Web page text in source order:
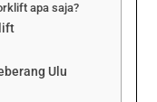
apa saja?
Ulu